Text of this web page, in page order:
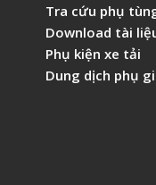
Tra cứu phụ
Download tài
Phụ kiện xe tải
Dung dịch phụ